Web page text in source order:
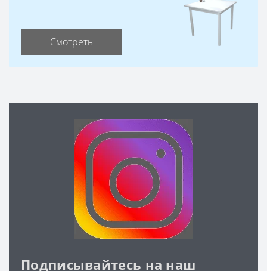
Смотреть
Подписывайтесь на наш